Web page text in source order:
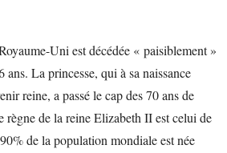
Uni est décédée « paisiblement »
ans. La princesse, qui à sa naissance
reine, a passé le cap des 70 ans de
règne de la reine Elizabeth II est celui de
de la population mondiale est née